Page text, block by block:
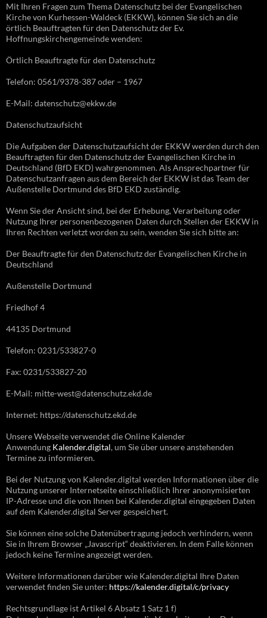
Mit Ihren Fragen zum Thema Datenschutz bei der Evangelischen
Kirche von Kurhessen-Waldeck (EKKW), können Sie sich an die
örtlich Beauftragten für den Datenschutz der Ev.
Hoffnungskirchengemeinde wenden:
Örtlich Beauftragte für den Datenschutz
Telefon: 0561/9378-387 oder – 1967
E-Mail: datenschutz@ekkw.de
Datenschutzaufsicht
Die Aufgaben der Datenschutzaufsicht der EKKW werden durch den
Beauftragten für den Datenschutz der Evangelischen Kirche in
Deutschland (BfD EKD) wahrgenommen. Als Ansprechpartner für
Datenschutzanfragen aus dem Bereich der EKKW ist das Team der
Außenstelle Dortmund des BfD EKD zuständig.
Wenn Sie der Ansicht sind, bei der Erhebung, Verarbeitung oder
Nutzung Ihrer personenbezogenen Daten durch Stellen der EKKW in
Ihren Rechten verletzt worden zu sein, wenden Sie sich bitte an:
Der Beauftragte für den Datenschutz der Evangelischen Kirche in
Deutschland
Außenstelle Dortmund
Friedhof 4
44135 Dortmund
Telefon: 0231/533827-0
Fax: 0231/533827-20
E-Mail: mitte-west@datenschutz.ekd.de
Internet: https://datenschutz.ekd.de
Unsere Webseite verwendet die Online Kalender
Anwendung Kalender.digital, um Sie über unsere anstehenden
Termine zu informieren.
Bei der Nutzung von Kalender.digital werden Informationen über die
Nutzung unserer Internetseite einschließlich Ihrer anonymisierten
IP-Adresse und die von Ihnen bei Kalender.digital eingegeben Daten
auf dem Kalender.digital Server gespeichert.
Sie können eine solche Datenübertragung jedoch verhindern, wenn
Sie in Ihrem Browser „Javascript“ deaktivieren. In dem Falle können
jedoch keine Termine angezeigt werden.
Weitere Informationen darüber wie Kalender.digital Ihre Daten
verwendet finden Sie unter: https://kalender.digital/c/privacy
Rechtsgrundlage ist Artikel 6 Absatz 1 Satz 1 f)